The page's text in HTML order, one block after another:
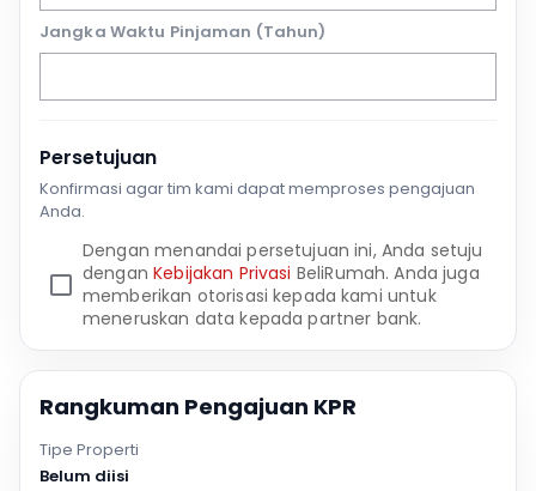
Jangka Waktu Pinjaman (Tahun)
Persetujuan
Konfirmasi agar tim kami dapat memproses pengajuan
Anda.
Dengan menandai persetujuan ini, Anda setuju
denganKebijakan Privasi BeliRumah. Anda juga
memberikan otorisasi kepada kami untuk
meneruskan data kepada partner bank.
Rangkuman Pengajuan KPR
Tipe Properti
Belum diisi